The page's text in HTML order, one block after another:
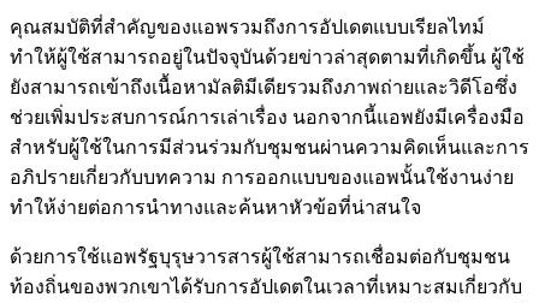
คุณสมบัติที่สำคัญของแอพรวมถึงการอัปเดตแบบเรียลไทม์
ทำให้ผู้ใช้สามารถอยู่ในปัจจุบันด้วยข่าวล่าสุดตามที่เกิดขึ้น ผู้ใช้
ยังสามารถเข้าถึงเนื้อหามัลติมีเดียรวมถึงภาพถ่ายและวิดีโอซึ่ง
ช่วยเพิ่มประสบการณ์การเล่าเรื่อง นอกจากนี้แอพยังมีเครื่องมือ
สำหรับผู้ใช้ในการมีส่วนร่วมกับชุมชนผ่านความคิดเห็นและการ
อภิปรายเกี่ยวกับบทความ การออกแบบของแอพนั้นใช้งานง่าย
ทำให้ง่ายต่อการนำทางและค้นหาหัวข้อที่น่าสนใจ
ด้วยการใช้แอพรัฐบุรุษวารสารผู้ใช้สามารถเชื่อมต่อกับชุมชน
ท้องถิ่นของพวกเขาได้รับการอัปเดตในเวลาที่เหมาะสมเกี่ยวกับ